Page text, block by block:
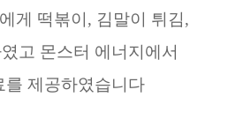
게 떡볶이, 김말이 튀김,
고 몬스터 에너지에 서
를 제공하였습니다